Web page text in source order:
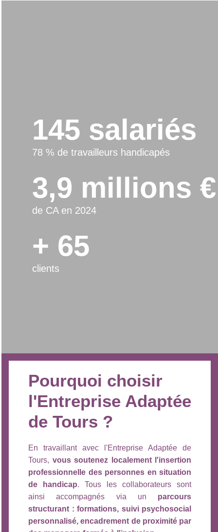
145 salariés
78 % de travailleurs handicapés
3,9 millions €
de CA en 2024
+ 65
clients
Pourquoi choisir
l'Entreprise Adaptée
de Tours ?
En travaillant avec l'Entreprise Adaptée de
Tours, vous soutenez localement l'insertion
professionnelle des personnes en situation
de handicap. Tous les collaborateurs sont
ainsi accompagnés via un parcours
structurant : formations, suivi psychosocial
personnalisé, encadrement de proximité par